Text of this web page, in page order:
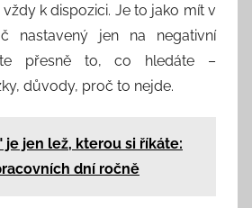
k dispozici. Je to jako mít v
nastavený jen na negativní
přesně to, co hledáte –
důvody, proč to nejde.
je jen lež, kterou si říkáte:
dní ročně